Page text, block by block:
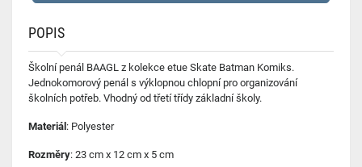
POPIS
Školní penál BAAGL z kolekce etue Skate Batman Komiks.
Jednokomorový penál s výklopnou chlopní pro organizování
školních potřeb. Vhodný od třetí třídy základní školy.
Materiál : Polyester
Rozměry: 23 cm x 12 cm x 5 cm